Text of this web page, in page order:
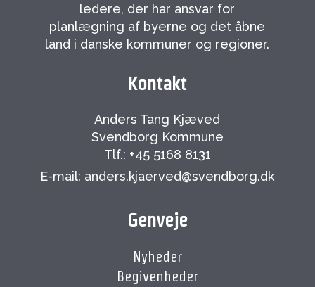
ledere, der har ansvar for
planlægning af byerne og det åbne
land i danske kommuner og regioner.
Kontakt
Anders Tang Kjæved
Svendborg Kommune
Tlf.: +45 5168 8131
E-mail: anders.kjaerved@svendborg.dk
Genveje
Nyheder
Begivenheder